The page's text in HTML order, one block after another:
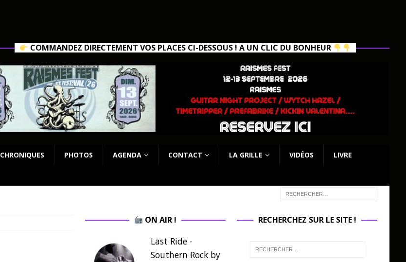
COMMANDEZ DIRECTEMENT VOS PLACES CI-DESSOUS ! A UN CLIC DU BONHEUR
CHRONIQUES PHOTOS AGENDA CONTACT LA GRILLE VIDÉOS LIVRE
ON AIR !
Last Ride -
Southern Rock by
RECHERCHEZ SUR LE SITE !